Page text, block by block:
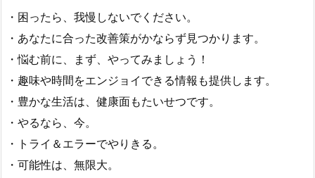
・困ったら、我慢しないでください。
・あなたに合った改善策がかならず見つかります。
・悩む前に、まず、やってみましょう！
・趣味や時間をエンジョイできる情報も提供します。
・豊かな生活は、健康面もたいせつです。
・やるなら、今。
・トライ＆エラーでやりきる。
・可能性は、無限大。